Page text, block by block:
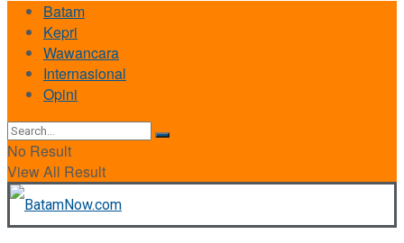
Batam
Kepri
Wawancara
Internasional
Opini
No Result
View All Result